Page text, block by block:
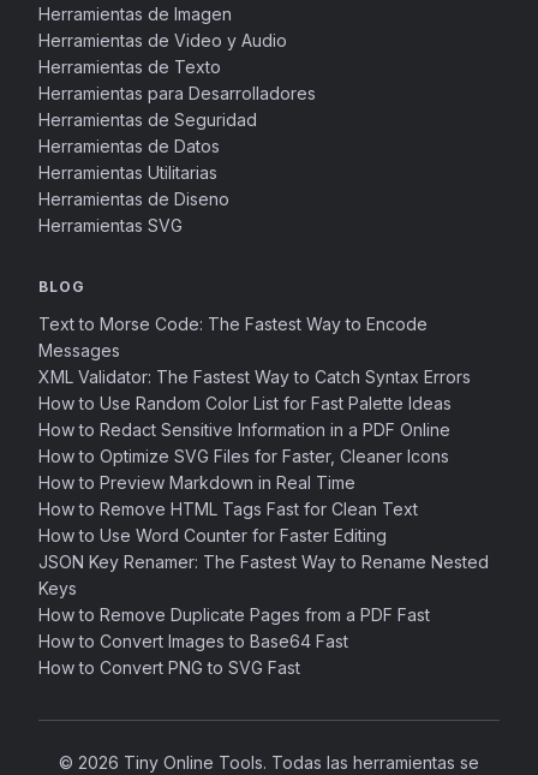
Herramientas de Imagen
Herramientas de Video y Audio
Herramientas de Texto
Herramientas para Desarrolladores
Herramientas de Seguridad
Herramientas de Datos
Herramientas Utilitarias
Herramientas de Diseno
Herramientas SVG
BLOG
Text to Morse Code: The Fastest Way to Encode
Messages
XML Validator: The Fastest Way to Catch Syntax Errors
How to Use Random Color List for Fast Palette Ideas
How to Redact Sensitive Information in a PDF Online
How to Optimize SVG Files for Faster, Cleaner Icons
How to Preview Markdown in Real Time
How to Remove HTML Tags Fast for Clean Text
How to Use Word Counter for Faster Editing
JSON Key Renamer: The Fastest Way to Rename Nested
Keys
How to Remove Duplicate Pages from a PDF Fast
How to Convert Images to Base64 Fast
How to Convert PNG to SVG Fast
© 2026 Tiny Online Tools. Todas las herramientas se